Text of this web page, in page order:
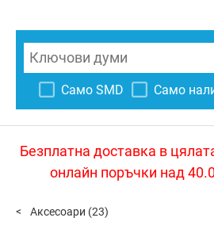
Само SMD Само
Безплатна доставка в
онлайн поръчки над
Аксесоари (23)